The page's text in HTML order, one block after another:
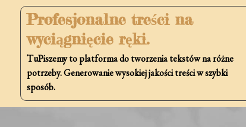
content
Profesjonalne treści na
wyciągnięcie ręki.
TuPiszemy to platforma do tworzenia tekstów na różne
potrzeby. Generowanie wysokiej jakości treści w szybki
sposób.